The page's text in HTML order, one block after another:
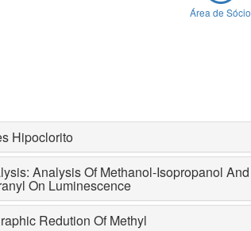
Área de Sócio
Hipoclorito
Analysis Of Methanol-Isopropanol And
On Luminescence
Redution Of Methyl